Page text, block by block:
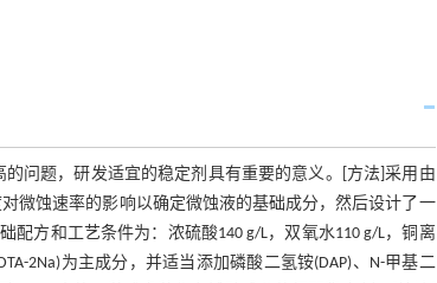
的问题，研发适宜的稳定剂具有重要的意义。[方法]采用由
微蚀速率的影响以确定微蚀液的基础成分，然后设计了一
方和工艺条件为：浓硫酸140 g/L，双氧水110 g/L，铜离
2Na)为主成分，并适当添加磷酸二氢铵(DAP)、N-甲基二